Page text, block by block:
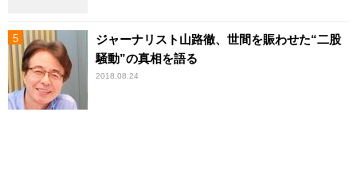
ジャーナリスト山路徹、世間を賑わせた“二股
騒動”の真相を語る
2018.08.24